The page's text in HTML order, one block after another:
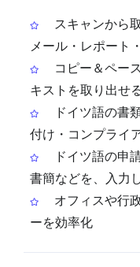
スキャンから
メール・レポート
コピー＆ペー
キストを取り出せ
ドイツ語の書
付け・コンプライ
ドイツ語の申
書簡などを、入力
オフィスや行
ーを効率化